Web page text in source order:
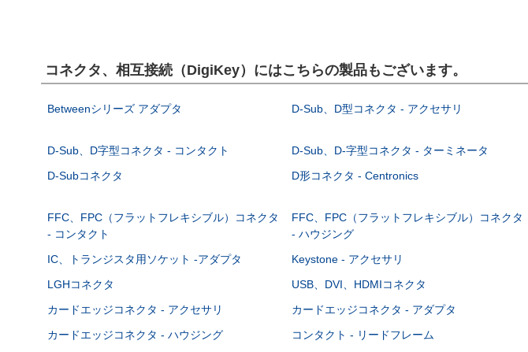
コネクタ、相互接続（DigiKey）にはこちらの製品もございます。
Betweenシリーズ アダプタ D-Sub、D型コネクタ - アクセサリ
D-Sub、D字型コネクタ - コンタクト D-Sub、D-字型コネクタ - ターミネータ
D-Subコネクタ
D形コネクタ - Centronics
FFC、FPC（フラットフレキシブル）コネクタ
- コンタクト
FFC、FPC（フラットフレキシブル）コネクタ
- ハウジング
IC、トランジスタ用ソケット -アダプタ Keystone - アクセサリ
LGHコネクタ
USB、DVI、HDMIコネクタ
カードエッジコネクタ - アクセサリ
カードエッジコネクタ - アダプタ
カードエッジコネクタ - ハウジング
コンタクト - リードフレーム